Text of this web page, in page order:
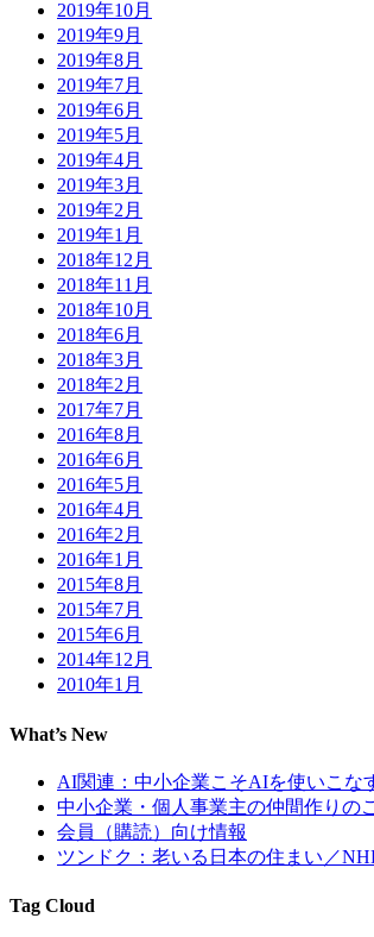
2019年10月
2019年9月
2019年8月
2019年7月
2019年6月
2019年5月
2019年4月
2019年3月
2019年2月
2019年1月
2018年12月
2018年11月
2018年10月
2018年6月
2018年3月
2018年2月
2017年7月
2016年8月
2016年6月
2016年5月
2016年4月
2016年2月
2016年1月
2015年8月
2015年7月
2015年6月
2014年12月
2010年1月
What’s New
AI関連：中小企業こそAIを使いこな
中小企業・個人事業主の仲間作りの
会員（購読）向け情報
ツンドク：老いる日本の住まい／
Tag Cloud